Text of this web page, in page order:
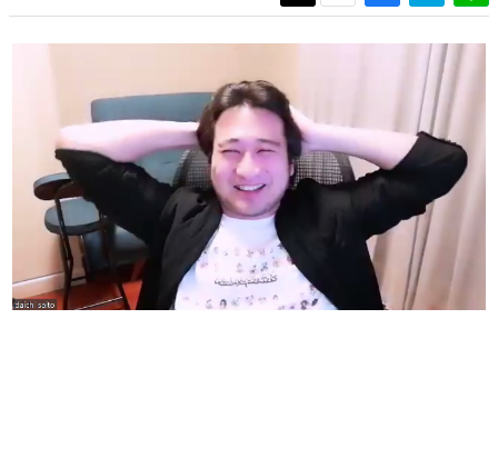
ゲームに多大な影響を受けた作家さんに取材し、ゲームが
日本のコンテンツ産業やカルチャーに与えた影響を探る企
日本モバイルゲーム産業史
日本のモバイルゲーム史における主要なトピック・タイト
ルを網羅するほか、開発者へのインタビューや識者による
解説を掲載。約20年の歴史が一望できる決定版！
若ゲのいたり〜ゲームクリエイターの青春〜
『うつヌケ』『ペンと箸』等で知られるマンガ家・田中圭
一先生によるゲーム業界レポートマンガです。
なんでゲームは面白い？